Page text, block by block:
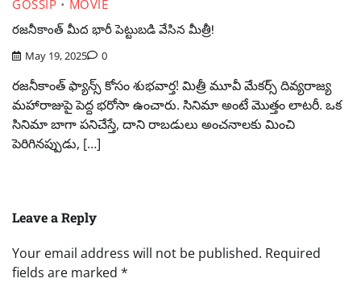
GOSSIP
MOVIE
రజనీకాంత్ మీద భారీ పెట్టుబడి వేసిన మీత్రీ!
May 19, 2025 0
రజనీకాంత్ ఫ్యాన్స్ కోసం శుభవార్త! మిత్రీ మూవీ మేకర్స్ దివ్యరాజ్య
మహారాజుపై పెద్ద భరోసా ఉంచారు. సినిమా అంటే మొత్తం లాటరీ. ఒక
సినిమా బాగా పనిచేస్తే, దాని రాబడులు అంచనాలకు మించి
పెరిగినప్పుడు, […]
Leave a Reply
Your email address will not be published. Required
fields are marked *